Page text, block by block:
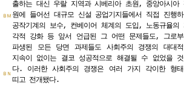
ＢＭ
ＢＮ
출하는 대신 우랄 지역과 시베리아 초원, 중앙아시아
원에 들어선 대규모 신설 공업기지들에서 직접 진행
공작기계의 보수, 컨베이어 체계의 도입, 노동규율의
각적 강화 등 앞서 언급된 그 어떤 문제들도, 그로부
파생된 모든 당면 과제들도 사회주의 경쟁의 대대적
지속이 없이는 결코 성공적으로 해결될 수 없었을 것
다. 이러한 사회주의 경쟁은 여러 가지 각이한 형태
띠고 전개됐다.